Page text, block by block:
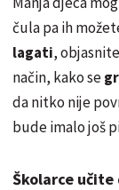
čula pa ih
lagati,
način, kako se
da nitko nije
bude imalo još
Školarce